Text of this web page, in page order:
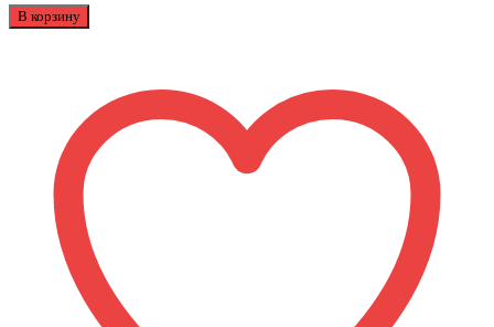
товара
Цветная
молния
Приложение
TaoTao
Самобаланс
В корзину